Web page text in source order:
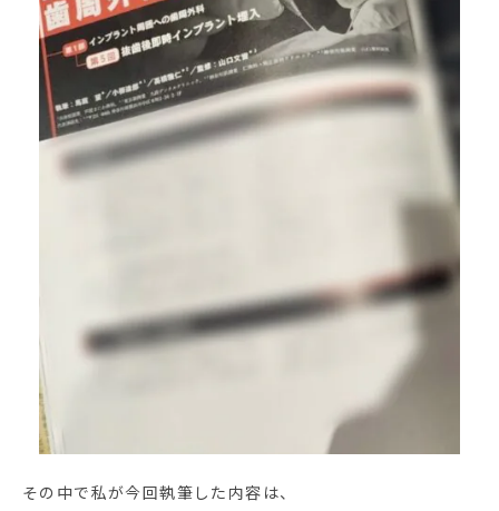
その中で私が今回執筆した内容は、